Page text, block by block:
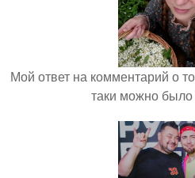
Мой ответ на комментарий о
таки можно было